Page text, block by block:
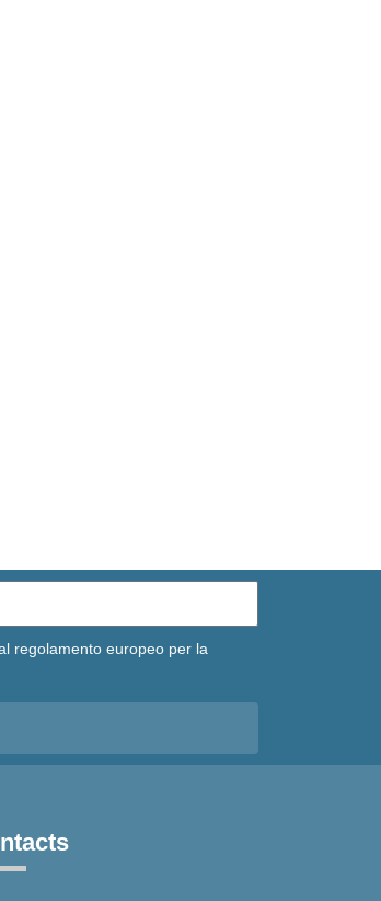
regolamento europeo per la